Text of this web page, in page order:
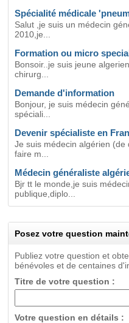
Spécialité médicale
Salut ,je suis un médecin
2010,je...
Formation ou micro
Bonsoir..je suis jeune
chirurg...
Demande d'information
Bonjour, je suis médecin
spéciali...
Devenir spécialiste en
Je suis médecin algérien
faire m...
Médecin généraliste
Bjr tt le monde,je suis
publique,diplo...
Posez votre question
Publiez votre question et
bénévoles et de centaines
Titre de votre question :
Votre question en détails :